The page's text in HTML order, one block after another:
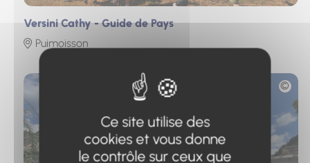
Versini Cathy - Guide de Pays
Puimoisson
Photo
Ce site utilise des
cookies et vous donne
le contrôle sur ceux que